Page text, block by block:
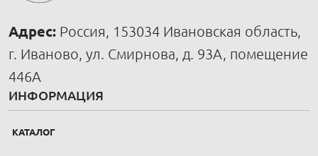
Адрес: Россия, 153034 Ивановская область,
г. Иваново, ул. Смирнова, д. 93А, помещение
446А
ИНФОРМАЦИЯ
КАТАЛОГ